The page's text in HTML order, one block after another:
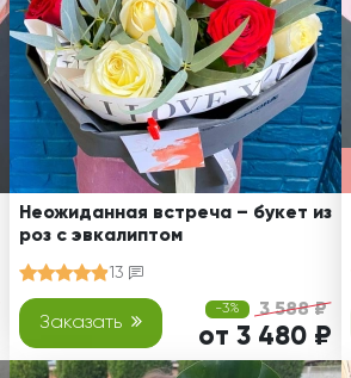
Неожиданная встреча – букет из
роз с эвкалиптом
13
Заказать
-3% 3 588 ₽
от 3 480 ₽